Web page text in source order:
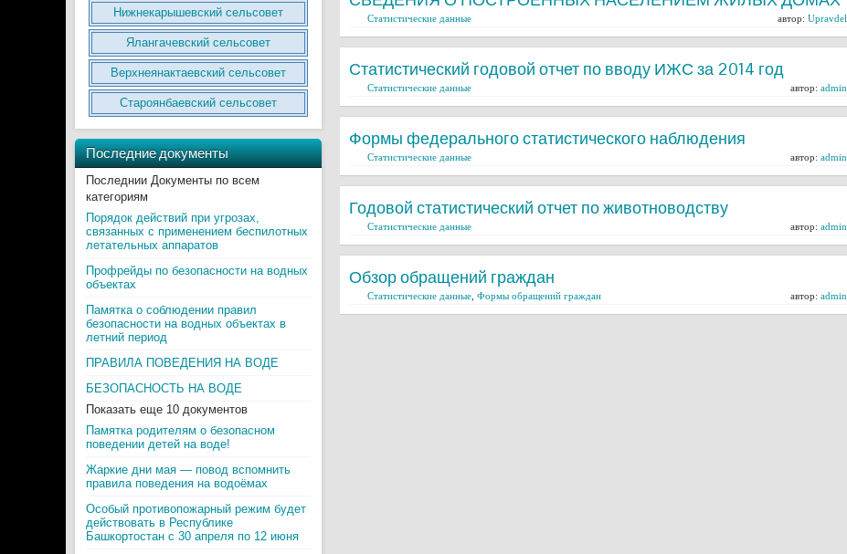
Нижнекарышевский сельсовет
Ялангачевский сельсовет
Верхнеянактаевский сельсовет
Староянбаевский сельсовет
Последние документы
Последнии Документы по всем
категориям
Порядок действий при угрозах,
связанных с применением беспилотных
летательных аппаратов
Профрейды по безопасности на водных
объектах
Памятка о соблюдении правил
безопасности на водных объектах в
летний период
ПРАВИЛА ПОВЕДЕНИЯ НА ВОДЕ
БЕЗОПАСНОСТЬ НА ВОДЕ
Показать еще 10 документов
Памятка родителям о безопасном
поведении детей на воде!
Жаркие дни мая — повод вспомнить
правила поведения на водоёмах
Особый противопожарный режим будет
действовать в Республике
Башкортостан с 30 апреля по 12 июня
Статистические данные автор: Upravdel
Статистический годовой отчет по вводу ИЖС за 2014 год
Статистические данные автор: admin
Формы федерального статистического наблюдения
Статистические данные автор: admin
Годовой статистический отчет по животноводству
Статистические данные автор: admin
Обзор обращений граждан
Статистические данные Формы обращений граждан автор: admin